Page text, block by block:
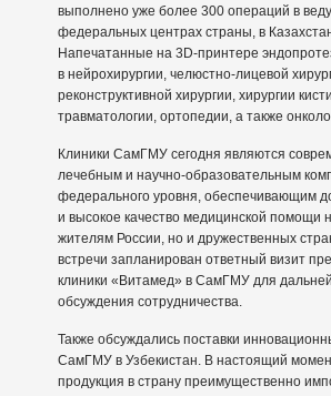
выполнено уже более 300 операций в
федеральных центрах страны, в
Напечатанные на 3D-принтере
в нейрохирургии, челюстно-лицевой
реконструктивной хирургии, хирургии
травматологии, ортопедии, а также
Клиники СамГМУ сегодня являются
лечебным и научно-образовательным
федерального уровня, обеспечивающим
и высокое качество медицинской помощи
жителям России, но и дружественных
встречи запланирован ответный визит
клиники «Витамед» в СамГМУ для
обсуждения сотрудничества.
Также обсуждались поставки
СамГМУ в Узбекистан. В настоящий
продукция в страну преимущественно